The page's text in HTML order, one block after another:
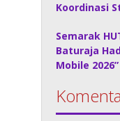
Koordinasi
Semarak
Baturaja
Mobile 2026”